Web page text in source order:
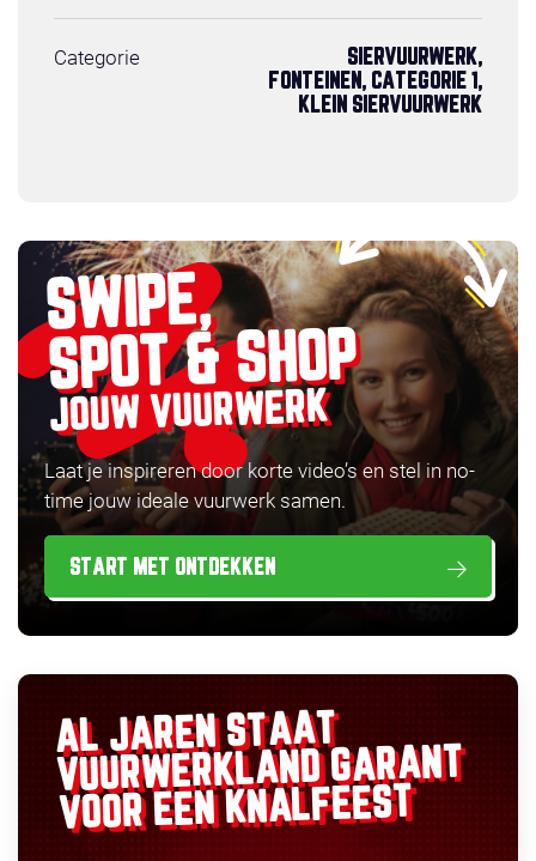
Categorie
SIERVUURWERK,
FONTEINEN, CATEGORIE 1,
KLEIN SIERVUURWERK
SWIPE,
SPOT & SHOP
JOUW VUURWERK
Laat je inspireren door korte video’s en stel in no-
time jouw ideale vuurwerk samen.
START MET ONTDEKKEN
AL JAREN STAAT
VUURWERKLANDGARANT
VOOR EEN KNALFEEST